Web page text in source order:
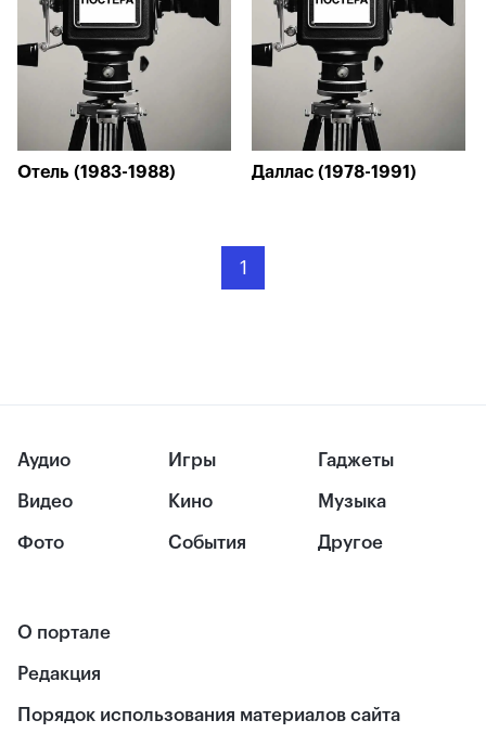
Отель (1983-1988) Даллас (1978-1991)
1
Аудио
Видео
Фото
Игры
Кино
События
Гаджеты
Музыка
Другое
О портале
Редакция
Порядок использования материалов сайта